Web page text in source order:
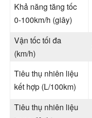
Khả năng tăng tốc
0-100km/h (giây)
Vận tốc tối đa
(km/h)
Tiêu thụ nhiên liệu
kết hợp (L/100km)
Tiêu thụ nhiên liệu